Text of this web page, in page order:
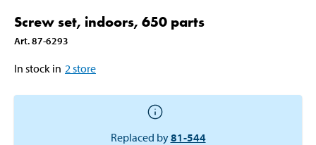
Screw set, indoors, 650 parts
Art.87-6293
In stock in 2 store
Replaced by81-544